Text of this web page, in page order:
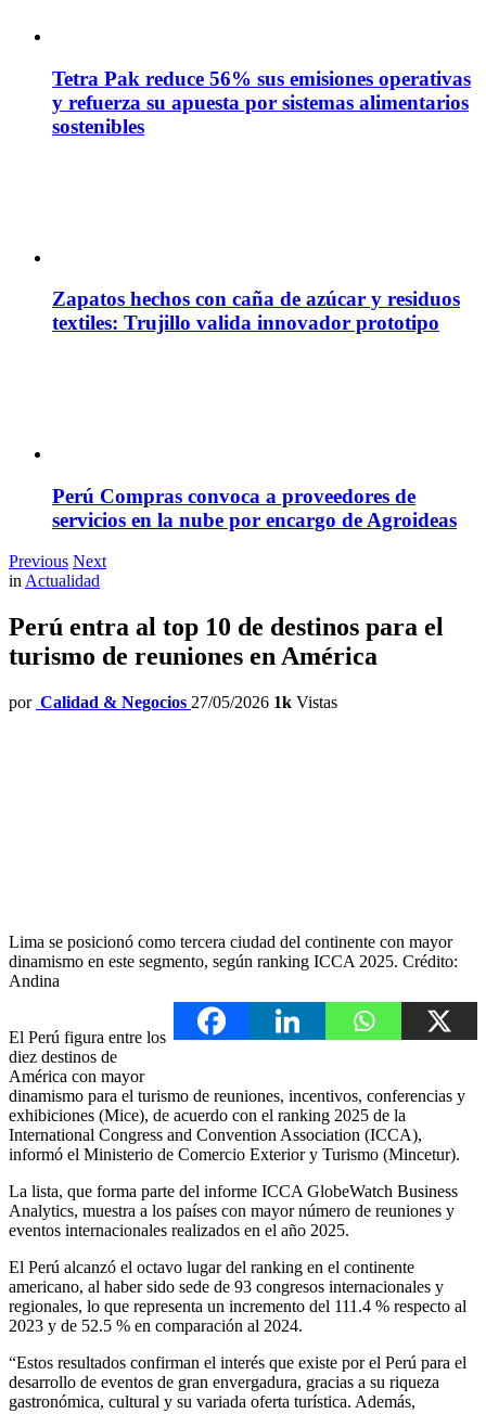
Tetra Pak reduce 56% sus emisiones operativas
y refuerza su apuesta por sistemas alimentarios
sostenibles
Zapatos hechos con caña de azúcar y residuos
textiles: Trujillo valida innovador prototipo
Perú Compras convoca a proveedores de
servicios en la nube por encargo de Agroideas
Previous Next
inActualidad
Perú entra al top 10 de destinos para el
turismo de reuniones en América
por Calidad & Negocios 27/05/2026 1k Vistas
Lima se posicionó como tercera ciudad del continente con mayor
dinamismo en este segmento, según ranking ICCA 2025. Crédito:
Andina
El Perú figura entre los
diez destinos de
América con mayor
dinamismo para el turismo de reuniones, incentivos, conferencias y
exhibiciones (Mice), de acuerdo con el ranking 2025 de la
International Congress and Convention Association (ICCA),
informó el Ministerio de Comercio Exterior y Turismo (Mincetur).
La lista, que forma parte del informe ICCA GlobeWatch Business
Analytics, muestra a los países con mayor número de reuniones y
eventos internacionales realizados en el año 2025.
El Perú alcanzó el octavo lugar del ranking en el continente
americano, al haber sido sede de 93 congresos internacionales y
regionales, lo que representa un incremento del 111.4 % respecto al
2023 y de 52.5 % en comparación al 2024.
“Estos resultados confirman el interés que existe por el Perú para el
desarrollo de eventos de gran envergadura, gracias a su riqueza
gastronómica, cultural y su variada oferta turística. Además,